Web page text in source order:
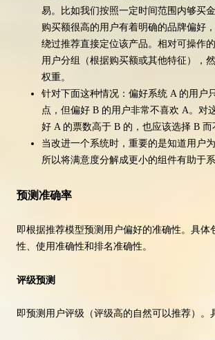
易。比如我们按照一定时间范围内够买
购买额很高的用户有着明确的品牌偏好
绕过推荐直接定位该产品。相对可操作
用户分组（根据购买额或其他特征），
权重。
针对下面这种情况：偏好系统 A 的用户
点，但偏好 B 的用户非常不喜欢 A。对
好 A 的票数高于 B 的，也应该选择 B 而
当改进一个系统时，重要的是知道用户
所以将满意度分解成更小的组件有助于系
预测准确率
即根据推荐模型预测用户偏好的准确性。具体
性、使用准确性和排名准确性。
评级预测
即预测用户评级（评级高的自然可以推荐）。